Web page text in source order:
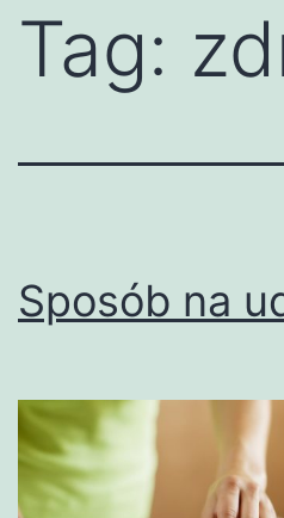
Tag:
Sposób na